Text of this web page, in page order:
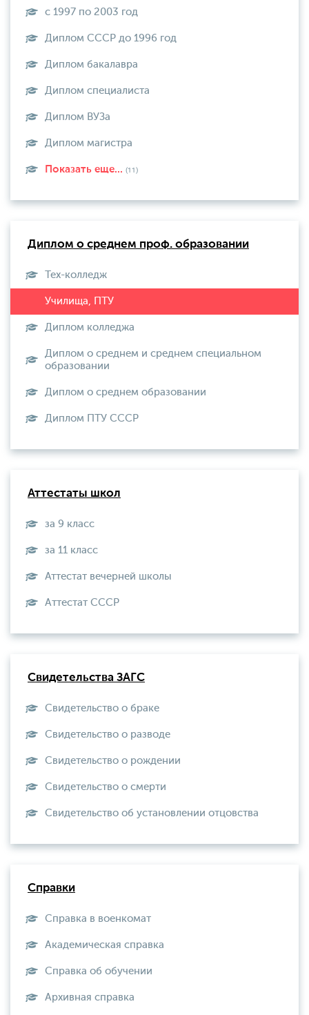
с 1997 по 2003 год
Диплом СССР до 1996 год
Диплом бакалавра
Диплом специалиста
Диплом ВУЗа
Диплом магистра
Показать еще... (11)
Диплом о среднем проф. образовании
Тех-колледж
Диплом колледжа
Диплом о среднем и среднем специальном
образовании
Диплом о среднем образовании
Диплом ПТУ СССР
Аттестаты школ
за 9 класс
за 11 класс
Аттестат вечерней школы
Aттестат СССР
Свидетельства ЗАГС
Свидетельство о браке
Свидетельство о разводе
Свидетельство о рождении
Свидетельство о смерти
Свидетельство об установлении отцовства
Справки
Справка в военкомат
Академическая справка
Справка об обучении
Архивная справка